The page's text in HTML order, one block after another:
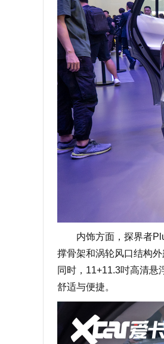
内饰方面，探界者Plus
撑骨架和涡轮风口结构
同时，11+11.3吋高清悬
舒适与便捷。